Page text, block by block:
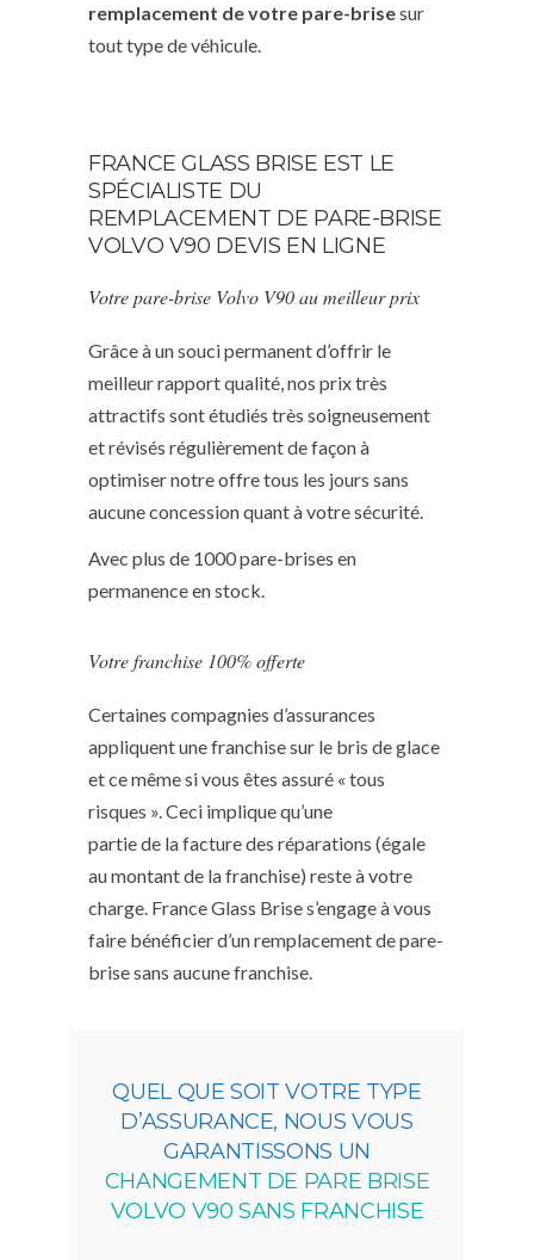
remplacement de votre pare-brisesur
tout type de véhicule.
FRANCE GLASS BRISE EST LE
SPÉCIALISTE DU
REMPLACEMENT DE PARE-BRISE
VOLVO V90 DEVIS EN LIGNE
Votre pare-brise Volvo V90 au meilleur prix
Grâce à un souci permanent d’offrir le
meilleur rapport qualité, nos prix très
attractifs sont étudiés très soigneusement
et révisés régulièrement de façon à
optimiser notre offre tous les jours sans
aucune concession quant à votre sécurité.
Avec plus de 1000 pare-brises en
permanence en stock.
Votre franchise 100% offerte
Certaines compagnies d’assurances
appliquent une franchise sur le bris de glace
et ce même si vous êtes assuré « tous
risques ». Ceci implique qu’une
partie de la facture des réparations (égale
au montant de la franchise) reste à votre
charge. France Glass Brise s’engage à vous
faire bénéficier d’un remplacement de pare-
brise sans aucune franchise.
QUEL QUE SOIT VOTRE TYPE
D’ASSURANCE, NOUS VOUS
GARANTISSONS UN
CHANGEMENT DE PARE BRISE
VOLVO V90 SANS FRANCHISE